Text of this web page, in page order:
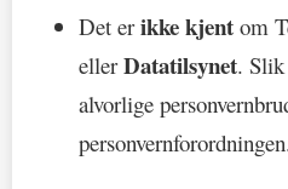
Det erikke kjent om
ellerDatatilsynet.
alvorlige